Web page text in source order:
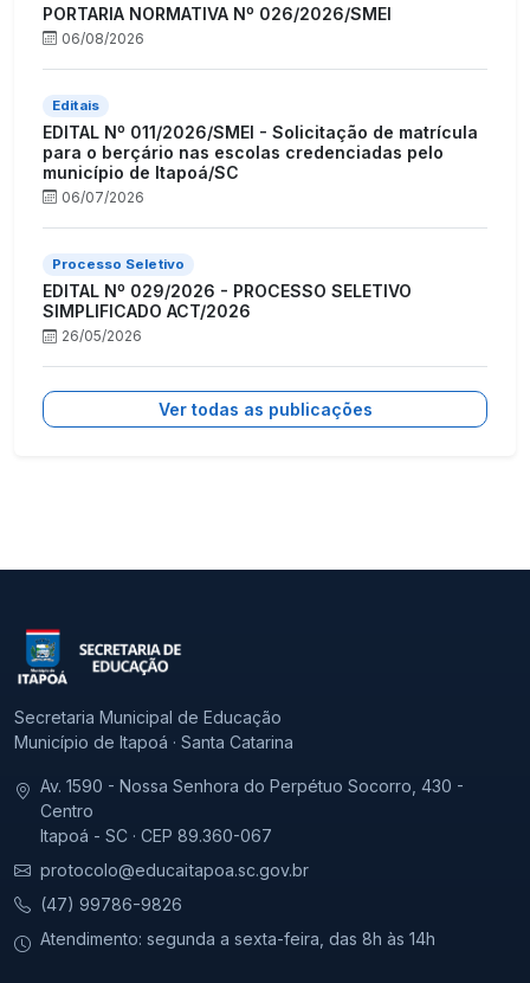
PORTARIA NORMATIVA Nº 026/2026/SMEI
06/08/2026
Editais
EDITAL Nº 011/2026/SMEI - Solicitação de matrícula
para o berçário nas escolas credenciadas pelo
município de Itapoá/SC
06/07/2026
Processo Seletivo
EDITAL Nº 029/2026 - PROCESSO SELETIVO
SIMPLIFICADO ACT/2026
26/05/2026
Ver todas as publicações
Secretaria Municipal de Educação
Município de Itapoá · Santa Catarina
Av. 1590 - Nossa Senhora do Perpétuo Socorro, 430 -
Centro
Itapoá - SC · CEP 89.360-067
protocolo@educaitapoa.sc.gov.br
(47) 99786-9826
Atendimento: segunda a sexta-feira, das 8h às 14h